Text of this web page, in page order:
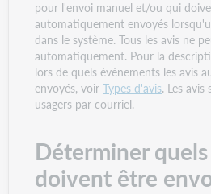
pour l'envoi manuel et/ou qui
automatiquement envoyés
dans le système. Tous les avis ne
automatiquement. Pour la
lors de quels événements les avis
envoyés, voirTypes d'avis. Les
usagers par courriel.
Déterminer
doivent être